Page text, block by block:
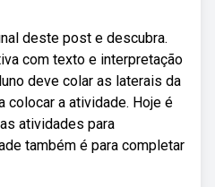
deste post e descubra.
com texto e interpretação
deve colar as laterais da
colocar a atividade. Hoje é
atividades para
também é para completar